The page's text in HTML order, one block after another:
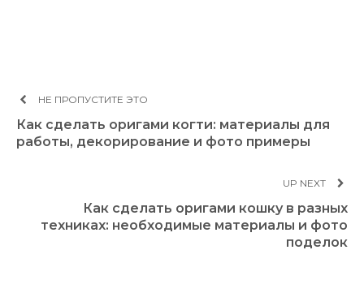
НЕ ПРОПУСТИТЕ ЭТО
Как сделать оригами когти: материалы для
работы, декорирование и фото примеры
UP NEXT
Как сделать оригами кошку в разных
техниках: необходимые материалы и фото
поделок